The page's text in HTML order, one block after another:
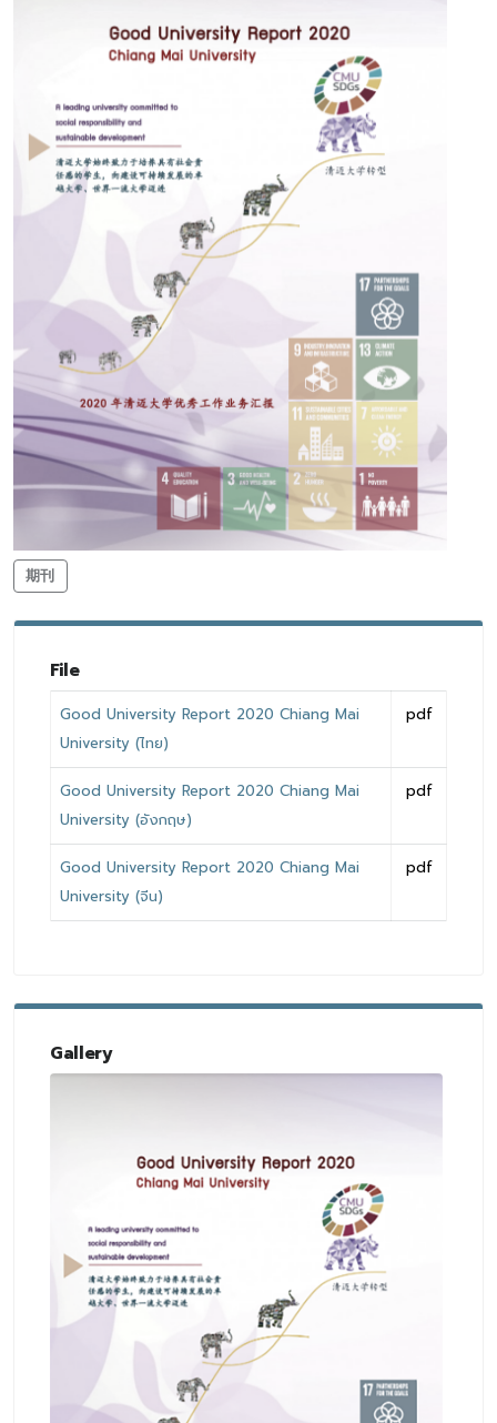
期刊
File
Good University Report 2020 Chiang Mai
University (ไทย)
pdf
Good University Report 2020 Chiang Mai
University (อังกฤษ)
pdf
Good University Report 2020 Chiang Mai
University (จีน)
pdf
Gallery